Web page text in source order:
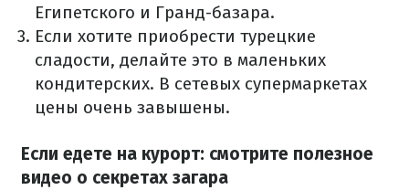
Египетского и Гранд-базара.
Если хотите приобрести турецкие
сладости, делайте это в маленьких
кондитерских. В сетевых супермаркетах
цены очень завышены.
Если едете на курорт: смотрите полезное
видео о секретах загара